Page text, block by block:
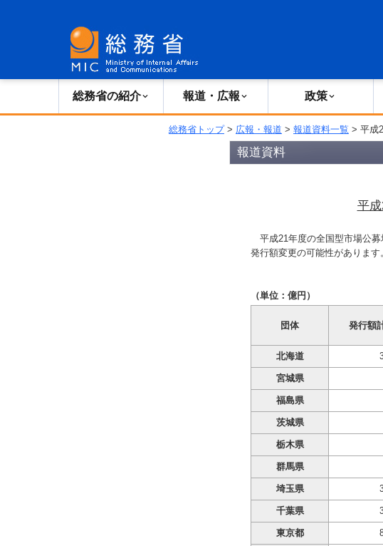
総務省の紹介 報道・広報 政策
総務省トップ> 広報・報道 > 報道資料一覧 > 平成
報道資料
平
平成21年度の全国型市場公募
発行額変更の可能性があります
（単位：億円）
団体 発行額
北海道
宮城県
福島県
茨城県
栃木県
群馬県
埼玉県
千葉県
東京都